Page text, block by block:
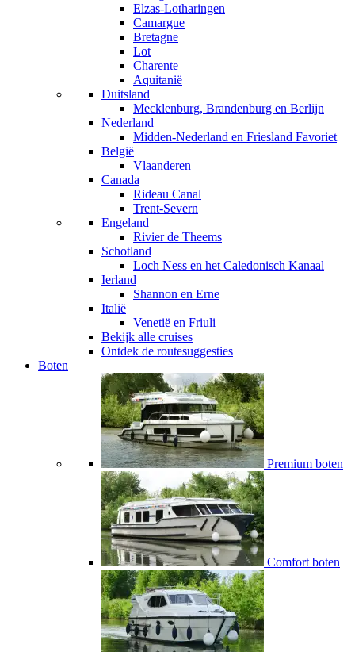
Elzas-Lotharingen
Camargue
Bretagne
Lot
Charente
Aquitanië
Duitsland
Mecklenburg, Brandenburg en Berlijn
Nederland
Midden-Nederland en Friesland Favoriet
België
Vlaanderen
Canada
Rideau Canal
Trent-Severn
Engeland
Rivier de Theems
Schotland
Loch Ness en het Caledonisch Kanaal
Ierland
Shannon en Erne
Italië
Venetië en Friuli
Bekijk alle cruises
Ontdek de routesuggesties
Boten
Premium boten
Comfort boten